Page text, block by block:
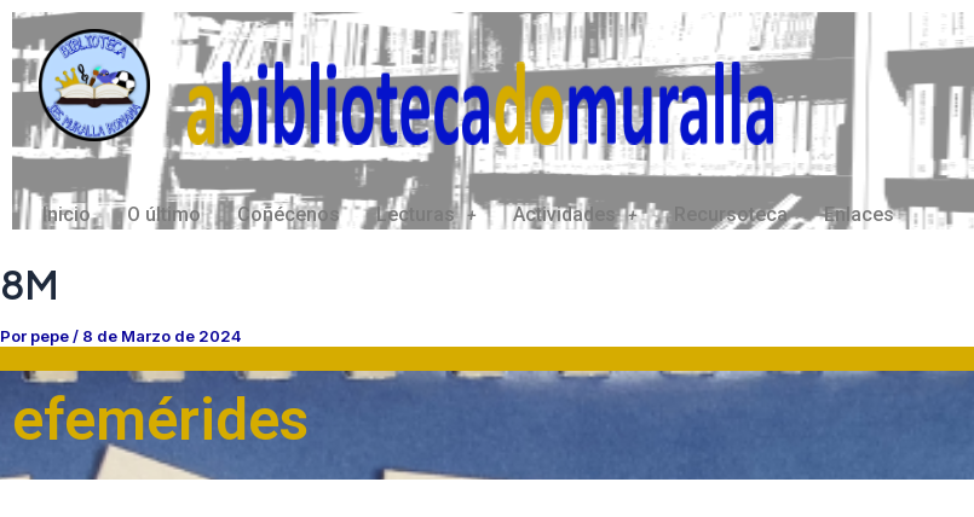
ao
contido
Inicio O último Coñécenos Lecturas Actividades Recursoteca Enlaces
8M
Por pepe/ 8 de Marzo de 2024
efemérides
Navegación
de
entradas